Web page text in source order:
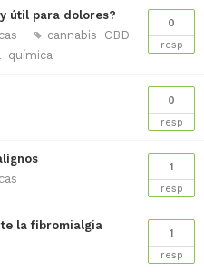
0
resp
útil para dolores?
cannabis
CBD
química
0
resp
1
resp
1
resp
la fibromialgia